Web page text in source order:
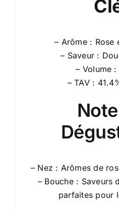
– Arôme : Rose
– Saveur :
– Volume :
– TAV :
– Nez : Arômes de
– Bouche : Saveurs
parfaites pour